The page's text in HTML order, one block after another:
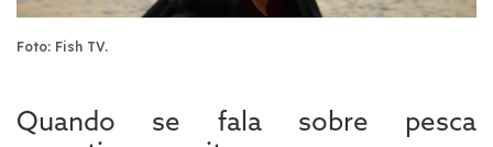
Foto: Fish TV.
Quando se fala sobre pesca